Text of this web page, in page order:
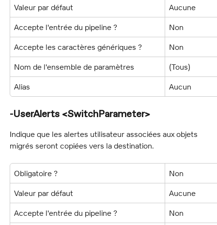
Valeur par défaut Aucune
Accepte l'entrée du pipeline ? Non
Accepte les caractères génériques ? Non
Nom de l'ensemble de paramètres (Tous)
Alias Aucun
-UserAlerts <SwitchParameter>
Indique que les alertes utilisateur associées aux objets
migrés seront copiées vers la destination.
Obligatoire ? Non
Valeur par défaut Aucune
Accepte l'entrée du pipeline ? Non